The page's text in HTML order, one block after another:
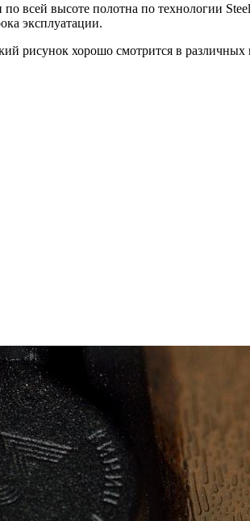
по всей высоте полотна по технологии
эксплуатации.
рисунок хорошо смотрится в